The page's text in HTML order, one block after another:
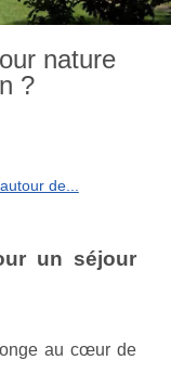
nature
?
de...
un séjour
au cœur de